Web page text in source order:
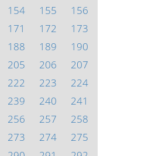
154 155
156
171 172
173
188 189
190
205 206
207
222 223
224
239 240
241
256 257
258
273 274
275